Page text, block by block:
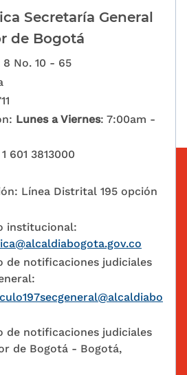
Secretaría General
de Bogotá
No. 10 - 65
Lunes a Viernes: 7:00am -
601 3813000
Línea Distrital 195 opción
institucional:
de notificaciones judiciales
de notificaciones judiciales
de Bogotá - Bogotá,